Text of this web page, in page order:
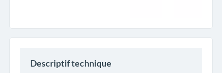
Descriptif technique